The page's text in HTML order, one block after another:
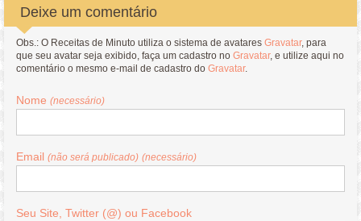
Deixe um comentário
Obs.: O Receitas de Minuto utiliza o sistema de avataresGravatar, para
que seu avatar seja exibido, faça um cadastro noGravatar, e utilize aqui no
comentário o mesmo e-mail de cadastro doGravatar.
Nome(necessário)
Email(não será publicado) (necessário)
Seu Site, Twitter (@) ou Facebook